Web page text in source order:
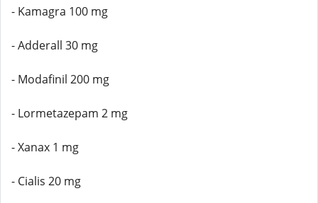
- Kamagra 100 mg
- Adderall 30 mg
- Modafinil 200 mg
- Lormetazepam 2 mg
- Xanax 1 mg
- Cialis 20 mg